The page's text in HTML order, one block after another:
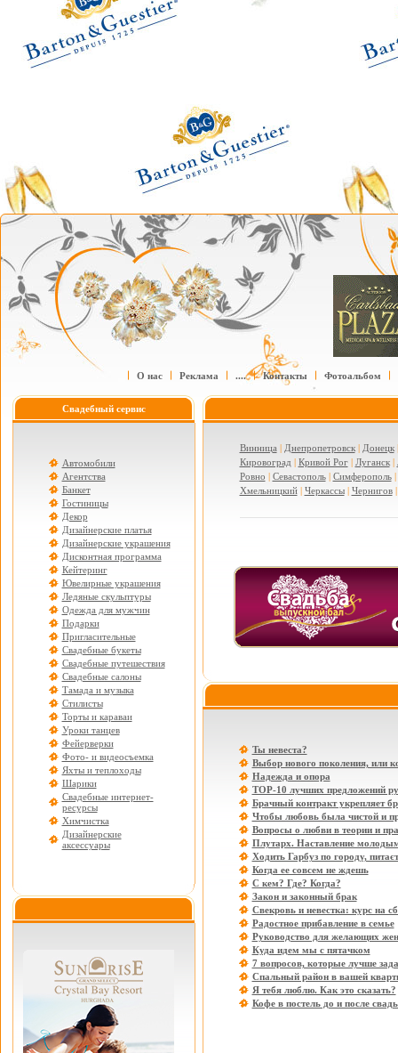
О нас Реклама .... Контакты Фотоальбом
Свадебный сервис
Автомобили
Агентства
Банкет
Гостиницы
Декор
Дизайнерские платья
Дизайнерские украшения
Дисконтная программа
Кейтеринг
Ювелирные украшения
Ледяные скульптуры
Одежда для мужчин
Подарки
Пригласительные
Свадебные букеты
Свадебные путешествия
Свадебные салоны
Тамада и музыка
Стилисты
Торты и караваи
Уроки танцев
Фейерверки
Фото- и видеосъемка
Яхты и теплоходы
Шарики
Свадебные интернет-
ресурсы
Химчистка
Дизайнерские
аксессуары
Винница | Днепропетровск| Донецк
Кировоград | Кривой Рог| Луганск|
Ровно | Севастополь| Симферополь|
Хмельницкий| Черкассы| Чернигов
Ты невеста?
Выбор нового поколения, или
Надежда и опора
ТОР-10 лучших предложений
Брачный контракт укрепляет
Чтобы любовь была чистой и
Вопросы о любви в теории и
Плутарх. Наставление
Ходить Гарбуз по городу,
Когда ее совсем не ждешь
С кем? Где? Когда?
Закон и законный брак
Свекровь и невестка: курс на
Радостное прибавление в семье
Руководство для желающих
Куда идем мы с пятачком
7 вопросов, которые лучше
Спальный район в вашей
Я тебя люблю. Как это сказать?
Кофе в постель до и после